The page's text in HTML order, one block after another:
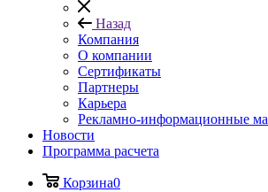
Назад
Компания
О компании
Сертификаты
Партнеры
Карьера
Рекламно-информационные
Новости
Программа расчета
Корзина0